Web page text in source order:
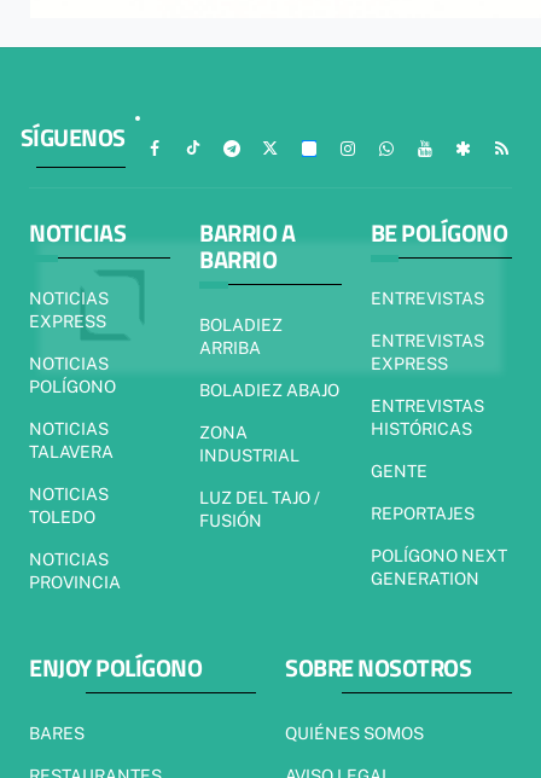
SÍGUENOS
NOTICIAS
NOTICIAS
EXPRESS
NOTICIAS
POLÍGONO
NOTICIAS
TALAVERA
NOTICIAS
TOLEDO
NOTICIAS
PROVINCIA
BARRIO A
BARRIO
BOLADIEZ
ARRIBA
BOLADIEZ ABAJO
ZONA
INDUSTRIAL
LUZ DEL TAJO /
FUSIÓN
BE POLÍGONO
ENTREVISTAS
ENTREVISTAS
EXPRESS
ENTREVISTAS
HISTÓRICAS
GENTE
REPORTAJES
POLÍGONO NEXT
GENERATION
ENJOY POLÍGONO
BARES
SOBRE NOSOTROS
QUIÉNES SOMOS